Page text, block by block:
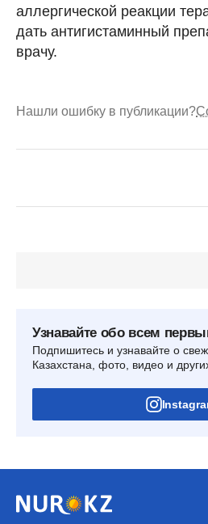
аллергической реакции
дать антигистаминный
врачу.
Нашли ошибку в публикации?
Узнавайте обо всем
Подпишитесь и узнавайте о
Казахстана, фото, видео и